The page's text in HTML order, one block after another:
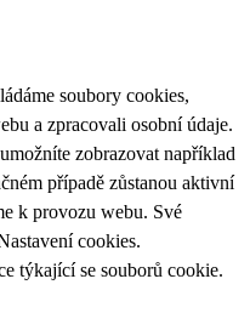
soubory cookies,
a zpracovali osobní údaje.
zobrazovat například
případě zůstanou aktivní
k provozu webu. Své
cookies.
týkající se souborů cookie.